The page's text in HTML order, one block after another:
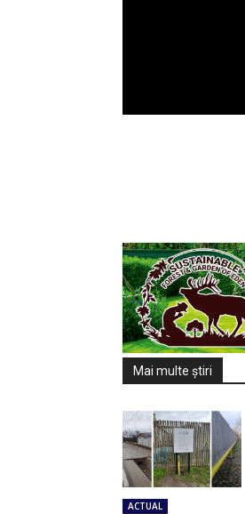
Mai multe ştiri
ACTUAL